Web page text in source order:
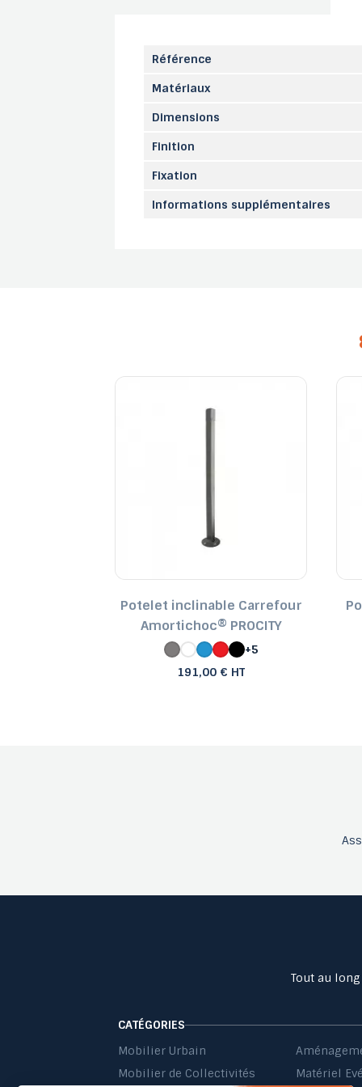
Référence
Matériaux
Dimensions
Finition
Fixation
Informations supplémentaires
Potelet inclinable Carrefour
Amortichoc® PROCITY
+5
191,00 € HT
Tout au
CATÉGORIES
Mobilier Urbain
Mobilier de Collectivités
Matériel